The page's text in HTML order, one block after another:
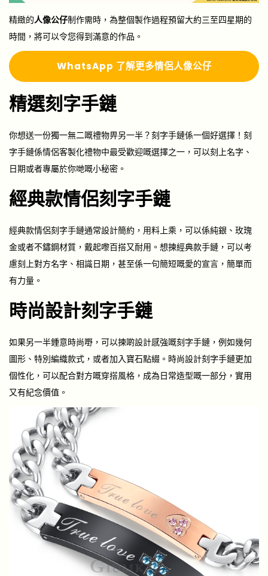
精緻的人像公仔制作需時，為整個製作過程預留大約三至四星期的
時間，將可以令您得到滿意的作品。
WhatsApp 了解更多情侶人像公仔
精選刻字手鏈
你想送一份獨一無二嘅禮物畀另一半？刻字手鏈係一個好選擇！刻
字手鏈係情侶客製化禮物中最受歡迎嘅選擇之一，可以刻上名字、
日期或者專屬於你哋嘅小秘密。
經典款情侶刻字手鏈
經典款情侶刻字手鏈通常設計簡約，用料上乘，可以係純銀、玫瑰
金或者不鏽鋼材質，戴起嚟百搭又耐用。想揀經典款手鏈，可以考
慮刻上對方名字、相識日期，甚至係一句簡短嘅愛的宣言，簡單而
有力量。
時尚設計刻字手鏈
如果另一半鍾意時尚嘢，可以揀啲設計感強嘅刻字手鏈，例如幾何
圖形、特別編織款式，或者加入寶石點綴。時尚設計刻字手鏈更加
個性化，可以配合對方嘅穿搭風格，成為日常造型嘅一部分，實用
又有紀念價值。